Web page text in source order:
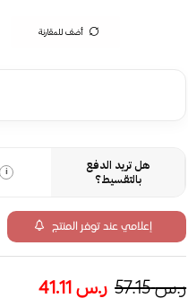
أضف للمقارنة
هل تريد الدفع
بالتقسيط؟
i
إعلامي عند توفر المنتج
ر.س57.15 ر.س41.11